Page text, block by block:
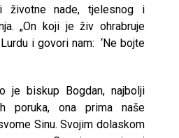
životne nade, tjelesnog i
„On koji je živ ohrabruje
i govori nam: ‘Ne bojte
je biskup Bogdan, najbolji
poruka, ona prima naše
Sinu. Svojim dolaskom